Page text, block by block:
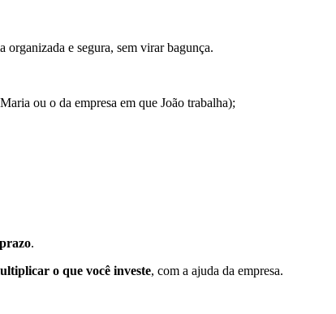
e segura, sem virar bagunça.
ou o da empresa em que João trabalha);
.
o que você investe, com a ajuda da empresa.